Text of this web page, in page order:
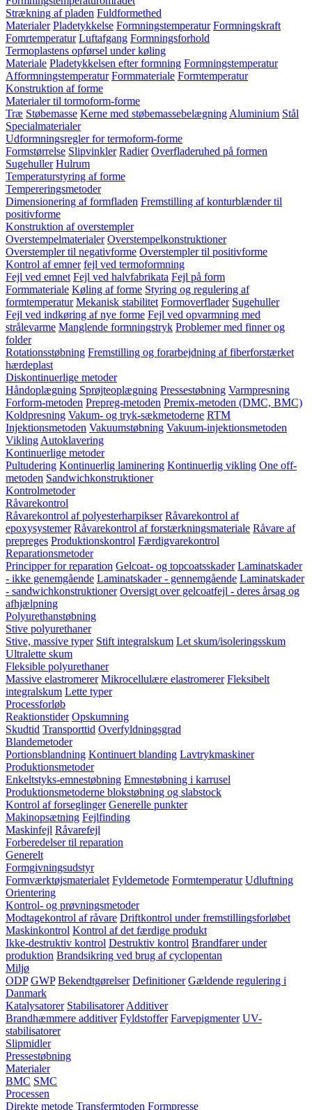
Strækning af pladen Fuldformethed
Materialer Pladetykkelse Formningstemperatur Formningskraft
Fomrtemperatur Luftafgang Formningsforhold
Termoplastens opførsel under køling
Materiale Pladetykkelsen efter formning Formningstemperatur
Afformningstemperatur Formmateriale Formtemperatur
Konstruktion af forme
Materialer til tormoform-forme
Træ Støbemasse Kerne med støbemassebelægning Aluminium Stål
Specialmaterialer
Udformningsregler for termoform-forme
Formstørrelse Slipvinkler Radier Overfladeruhed på formen
Sugehuller Hulrum
Temperaturstyring af forme
Tempereringsmetoder
Dimensionering af formfladen Fremstilling af konturblænder til
positivforme
Konstruktion af overstempler
Overstempelmaterialer Overstempelkonstruktioner
Overstempler til negativforme Overstempler til positivforme
Kontrol af emner fejl ved termoformning
Fejl ved emnet Fejl ved halvfabrikata Fejl på form
Formmateriale Køling af forme Styring og regulering af
formtemperatur Mekanisk stabilitet Formoverflader Sugehuller
Fejl ved indkøring af nye forme Fejl ved opvarmning med
strålevarme Manglende formningstryk Problemer med finner og
folder
Rotationsstøbning Fremstilling og forarbejdning af fiberforstærket
hærdeplast
Diskontinuerlige metoder
Håndoplægning Sprøjteoplægning Pressestøbning Varmpresning
Forform-metoden Prepreg-metoden Premix-metoden (DMC, BMC)
Koldpresning Vakum- og tryk-sækmetoderne RTM
Injektionsmetoden Vakuumstøbning Vakuum-injektionsmetoden
Vikling Autoklavering
Kontinuerlige metoder
Pultudering Kontinuerlig laminering Kontinuerlig vikling One off-
metoden Sandwichkonstruktioner
Kontrolmetoder
Råvarekontrol
Råvarekontrol af polyesterharpikser Råvarekontrol af
epoxysystemer Råvarekontrol af forstærkningsmateriale Råvare af
prepreges Produktionskontrol Færdigvarekontrol
Reparationsmetoder
Principper for reparation Gelcoat- og topcoatsskader Laminatskader
- ikke genemgående Laminatskader - gennemgående Laminatskader
- sandwichkonstruktioner Oversigt over gelcoatfejl - deres årsag og
afhjælpning
Polyurethanstøbning
Stive polyurethaner
Stive, massive typer Stift integralskum Let skum/isoleringsskum
Ultralette skum
Fleksible polyurethaner
Massive elastromerer Mikrocellulære elastromerer Fleksibelt
integralskum Lette typer
Processforløb
Reaktionstider Opskumning
Skudtid Transporttid Overfyldningsgrad
Blandemetoder
Portionsblandning Kontinuert blanding Lavtrykmaskiner
Produktionsmetoder
Enkeltstyks-emnestøbning Emnestøbning i karrusel
Produktionsmetoderne blokstøbning og slabstock
Kontrol af forseglinger Generelle punkter
Makinopsætning Fejlfinding
Maskinfejl Råvarefejl
Forberedelser til reparation
Generelt
Formgivningsudstyr
Formværktøjsmaterialet Fyldemetode Formtemperatur Udluftning
Orientering
Kontrol- og prøvningsmetoder
Modtagekontrol af råvare Driftkontrol under fremstillingsforløbet
Maskinkontrol Kontrol af det færdige produkt
Ikke-destruktiv kontrol Destruktiv kontrol Brandfarer under
produktion Brandsikring ved brug af cyclopentan
Miljø
ODP GWP Bekendtgørelser Definitioner Gældende regulering i
Danmark
Katalysatorer Stabilisatorer Additiver
Brandhæmmere additiver Fyldstoffer Farvepigmenter UV-
stabilisatorer
Slipmidler
Pressestøbning
Materialer
BMC SMC
Processen
Direkte metode Transfermtoden Formpresse